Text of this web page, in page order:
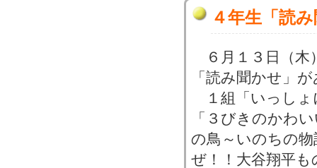
４年生「読
６月１３日（木
「読み聞かせ」
１組「いっしょ
「３びきのかわ
の鳥～いのちの
ぜ！！大谷翔平